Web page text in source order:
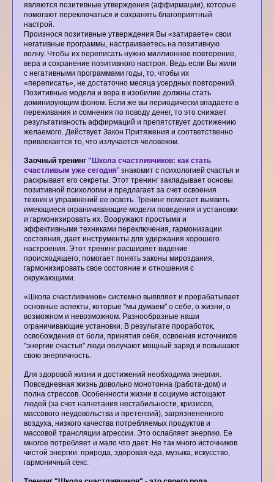
являются позитивные утверждения (аффирмации), которые
помогают переключаться и сохранять благоприятный
настрой.
Произнося позитивные утверждения Вы «затираете» свои
негативные программы, настраиваетесь на позитивную
волну. Чтобы их переписать нужно миллионное повторение,
вера и сохранение позитивного настроя. Ведь если Вы жили
с негативными программами годы, то, чтобы их
«переписать», не достаточно месяца усердных повторений.
Позитивные модели и вера в изобилие должны стать
доминирующим фоном. Если же вы периодически впадаете в
переживания и сомнения по поводу денег, то это снижает
результативность аффирмаций и препятствует достижению
желаемого. Действует Закон Притяжения и соответственно
привлекается то, что излучается человеком.
Заочный тренинг "Школа счастливчиков: как стать
счастливым уже сегодня" знакомит с психологией счастья и
раскрывает его секреты. Этот тренинг закладывает основы
позитивной психологии и предлагает за счет освоения
техник и упражнений ее освоть. Тренинг помогает выявить
имеющиеся ограничивающие модели поведения и установки
и гармонизировать их. Вооружают простыми и
эффективными техниками переключения, гармонизации
состояния, дает инструменты для удержания хорошего
настроения. Этот тренинг расширяет видение
происходящего, помогает понять законы мироздания,
гармонизировать свое состояние и отношения с
окружающими.
«Школа счастливчиков» системно выявляет и прорабатывает
основные аспекты, которые "мы думаем" о себе, о жизни, о
возможном и невозможном. Разнообразные наши
ограничивающие установки. В результате проработок,
освобождения от боли, принятия себя, освоения источников
"энергии счастья" люди получают мощный заряд и повышают
свою энергичность.
Для здоровой жизни и достижений необходима энергия.
Повседневная жизнь довольно монотонна (работа-дом) и
полна стрессов. Особенности жизни в социуме истощают
людей (за счет нагнетания нестабильности, кризисов,
массового неудовольства и претензий), загрязнененного
воздуха, низкого качества потребляемых продуктов и
массовой трансляции агрессии. Это ослабляет энергию. Ее
многое потребляет и мало что дает. Не так много источников
чистой энергии: природа, здоровая еда, музыка, искусство,
гармоничный секс.